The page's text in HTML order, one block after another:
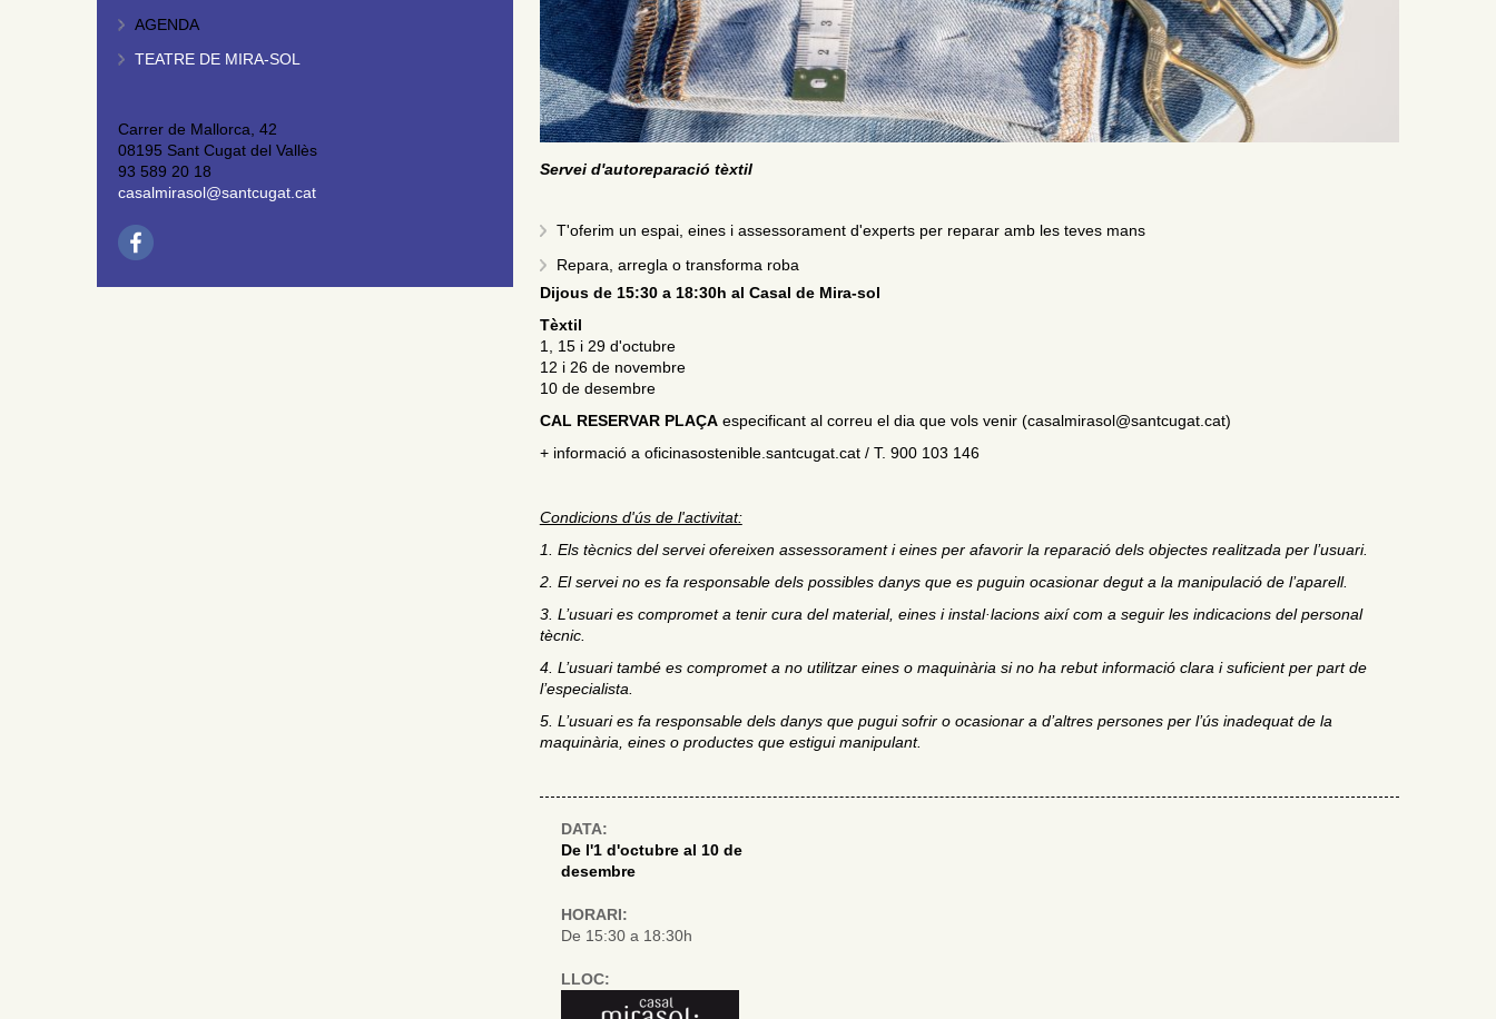
AGENDA
TEATRE DE MIRA-SOL
Carrer de Mallorca, 42
08195 Sant Cugat del Vallès
93 589 20 18
casalmirasol@santcugat.cat
Servei d'autoreparació tèxtil
T'oferim un espai, eines i assessorament d'experts per reparar amb les teves mans
Repara, arregla o transforma roba
Dijous de 15:30 a 18:30h al Casal de Mira-sol
Tèxtil
1, 15 i 29 d'octubre
12 i 26 de novembre
10 de desembre
CAL RESERVAR PLAÇAespecificant al correu el dia que vols venir (casalmirasol@santcugat.cat)
+ informació a oficinasostenible.santcugat.cat / T. 900 103 146
Condicions d'ús de l'activitat:
1. Els tècnics del servei ofereixen assessorament i eines per afavorir la reparació dels objectes realitzada per l’usuari.
2. El servei no es fa responsable dels possibles danys que es puguin ocasionar degut a la manipulació de l’aparell.
3. L’usuari es compromet a tenir cura del material, eines i instal·lacions així com a seguir les indicacions del personal
tècnic.
4. L’usuari també es compromet a no utilitzar eines o maquinària si no ha rebut informació clara i suficient per part de
l’especialista.
5. L’usuari es fa responsable dels danys que pugui sofrir o ocasionar a d’altres persones per l’ús inadequat de la
maquinària, eines o productes que estigui manipulant.
DATA:
De l'1 d'octubre al 10 de
desembre
HORARI:
De 15:30 a 18:30h
LLOC: